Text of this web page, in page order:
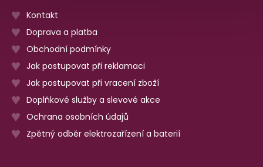
Kontakt
Doprava a platba
Obchodní podmínky
Jak postupovat při reklamaci
Jak postupovat při vracení zboží
Doplňkové služby a slevové akce
Ochrana osobních údajů
Zpětný odběr elektrozařízení a baterií